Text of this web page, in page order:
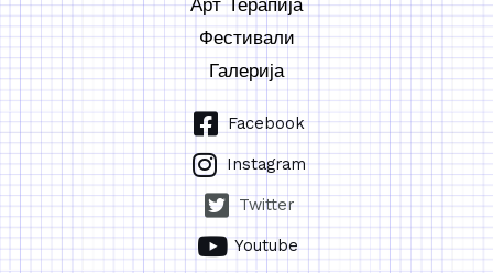
Фестивали
Галерија
Facebook
Instagram
Twitter
Youtube